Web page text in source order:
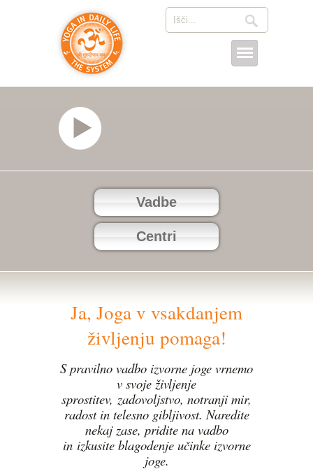
Vadbe
Centri
Ja, Joga v vsakdanjem
življenju pomaga!
S pravilno vadbo izvorne joge vrnemo
v svoje življenje
sprostitev, zadovoljstvo, notranji mir,
radost in telesno gibljivost.Naredite
nekaj zase, pridite na vadbo
in izkusite blagodenje učinke izvorne
joge.